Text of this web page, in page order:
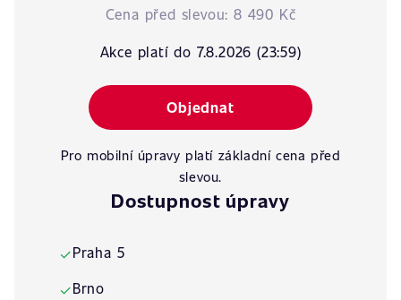
Cena před slevou: 8 490 Kč
Akce platí do 7.8.2026 (23:59)
Objednat
Pro mobilní úpravy platí základní cena před
slevou.
Dostupnost úpravy
✓Praha 5
✓Brno